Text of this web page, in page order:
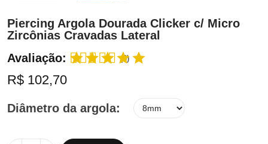
Piercing Argola Dourada Clicker c/ Micro
Zircônias Cravadas Lateral
Avaliação:
(3)
R$ 102,70
Diâmetro da argola